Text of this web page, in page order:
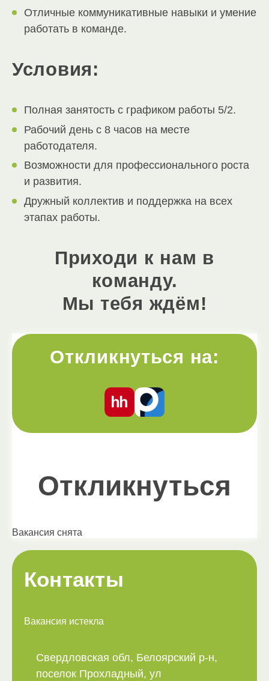
Отличные коммуникативные навыки и умение
работать в команде.
Условия:
Полная занятость с графиком работы 5/2.
Рабочий день с 8 часов на месте
работодателя.
Возможности для профессионального роста
и развития.
Дружный коллектив и поддержка на всех
этапах работы.
Приходи к нам в
команду.
Мы тебя ждём!
Откликнуться на:
Откликнуться
Вакансия снята
Контакты
Вакансия истекла
Свердловская обл, Белоярский р-н,
поселок Прохладный, ул